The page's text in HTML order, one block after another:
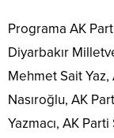
Programa AK
Diyarbakır
Mehmet Sait
Nasıroğlu, AK
Yazmacı, AK